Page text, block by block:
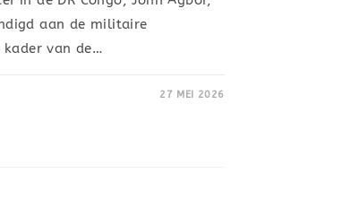
aan de militaire
van de…
27 MEI 2026